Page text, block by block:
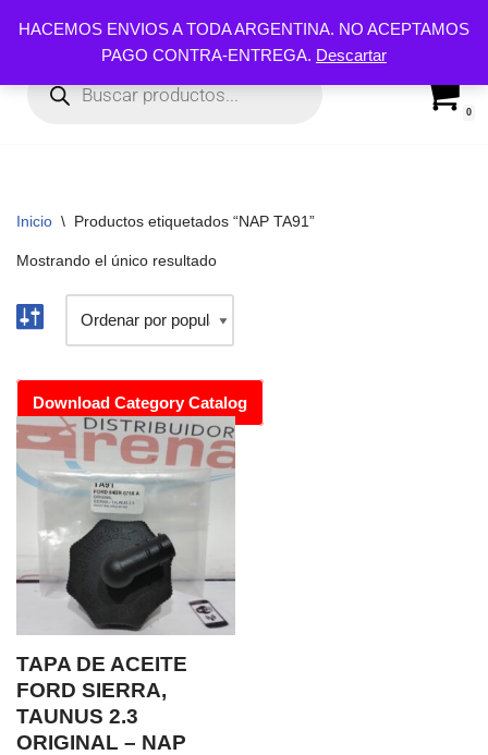
HACEMOS ENVIOS A TODA ARGENTINA. NO ACEPTAMOS
PAGO CONTRA-ENTREGA. Descartar
al
contenido
0
Inicio \ Productos etiquetados “NAP TA91”
Mostrando el único resultado
Download Category Catalog
TAPA DE ACEITE
FORD SIERRA,
TAUNUS 2.3
ORIGINAL – NAP